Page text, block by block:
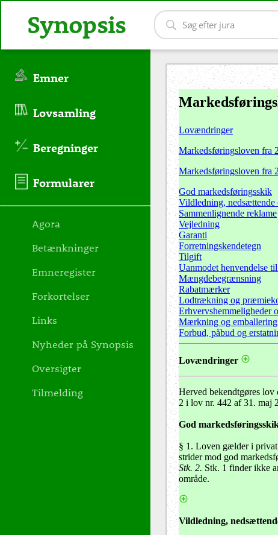
Lovændringer
Markedsføringsloven fra
Markedsføringsloven fra
God markedsføringsskik
Vildledning, nedsættende
Sammenlignende reklame
Vejledning
Garanti
Forretningskendetegn
Tilgift
Uanmodet henvendelse
Mængdebegrænsning
Rabatmærker
Lodtrækning og
Erhvervshemmeligheder
Mærkning og emballering
Forbud, påbud og
Lovændringer
Herved bekendtgøres
2 i lov nr. 442 af 31. maj
God
§ 1 . Loven gælder i privat
strider mod god
Stk. 2. Stk. 1 finder ikke
område.
Vildledning,
Emner
Lovsamling
Beregninger
Formularer
Agora
Betænkninger
Emneregister
Forkortelser
Links
Nyheder på Synopsis
Oversigter
Tilmelding
Synopsis